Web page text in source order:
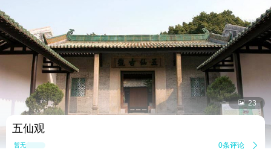
 23
五仙观
暂无点评 0条评论 
